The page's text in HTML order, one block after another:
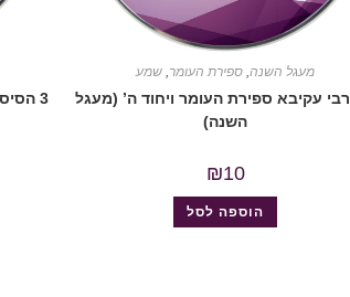
מעגל השנה, ספירת העומר, שמע
458רבי עקיבא ספירת העומר ויחוד ה’ (מעגל
השנה)
₪10
הוספה לסל
3 הסיסמא – הישרדות! (מחשבה ואקטואליה)